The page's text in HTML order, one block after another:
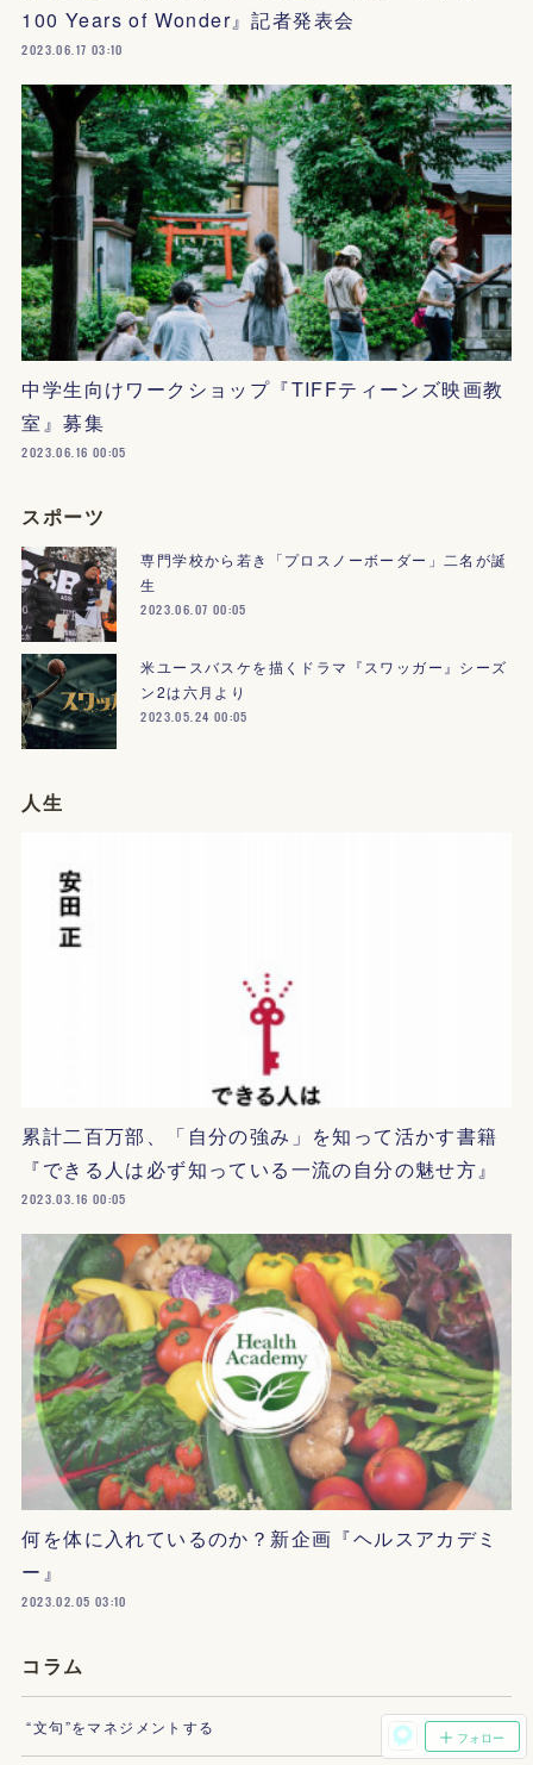
100 Years of Wonder』記者発表会
2023.06.17 03:10
中学生向けワークショップ『TIFFティーンズ映画教
室』募集
2023.06.16 00:05
スポーツ
専門学校から若き「プロスノーボーダー」二名が誕
生
2023.06.07 00:05
米ユースバスケを描くドラマ『スワッガー』シーズ
ン2は六月より
2023.05.24 00:05
人生
累計二百万部、「自分の強み」を知って活かす書籍
『できる人は必ず知っている一流の自分の魅せ方』
2023.03.16 00:05
何を体に入れているのか？新企画『ヘルスアカデミ
ー』
2023.02.05 03:10
コラム
“文句”をマネジメントする
フォロー